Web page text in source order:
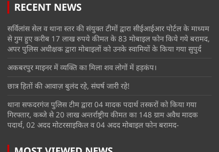
RECENT NEWS
सर्विलांस सेल व थाना स्तर की संयुक्त टीमों द्वारा सीईआईआर पोर्टल के माध्यम
से गुम हुए करीब 17 लाख रुपये कीमत के 83 मोबाइल फोन किये गये बरामद,
अपर पुलिस अधीक्षक द्वारा मोबाइलों को उनके स्वामियों के किया गया सुपुर्द
अकबरपुर माइनर में व्यक्ति का मिला शव लोगों में हड़कंप।
छात्र हितों की आवाज़ बुलंद रहे, संघर्ष जारी रहे!
थाना सफदरगंज पुलिस टीम द्वारा 04 मादक पदार्थ तस्करों को किया गया
गिरफ्तार, कब्जे से 20 लाख अन्तर्राष्ट्रीय कीमत का 148 ग्राम अवैध मादक
पदार्थ, 02 अदद मोटरसाइकिल व 04 अदद मोबाइल फोन बरामद-